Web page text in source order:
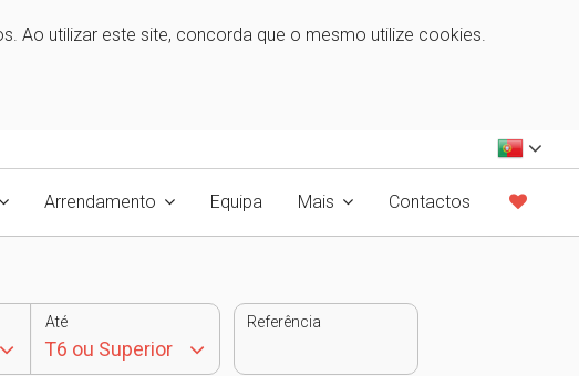
Ao utilizar este site, concorda que o mesmo utilize cookies.
Arrendamento Equipa Mais Contactos
Até Referência